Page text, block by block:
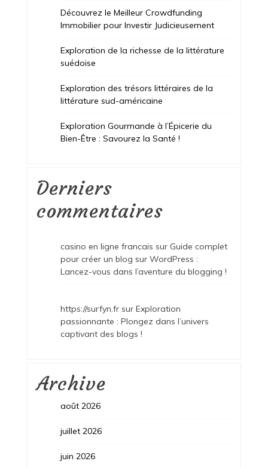
Découvrez le Meilleur Crowdfunding
Immobilier pour Investir Judicieusement
Exploration de la richesse de la littérature
suédoise
Exploration des trésors littéraires de la
littérature sud-américaine
Exploration Gourmande à l’Épicerie du
Bien-Être : Savourez la Santé !
Derniers
commentaires
casino en ligne francais sur Guide complet
pour créer un blog sur WordPress :
Lancez-vous dans l’aventure du blogging !
https://surfyn.frsur Exploration
passionnante : Plongez dans l’univers
captivant des blogs !
Archive
août 2026
juillet 2026
juin 2026